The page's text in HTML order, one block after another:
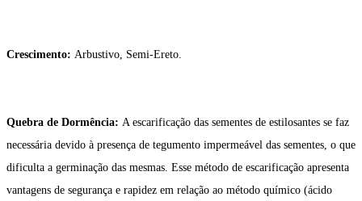
Crescimento: Arbustivo, Semi-Ereto.
Quebra de Dormência: A escarificação das sementes de estilosantes se faz
necessária devido à presença de tegumento impermeável das sementes, o que
dificulta a germinação das mesmas. Esse método de escarificação apresenta
vantagens de segurança e rapidez em relação ao método químico (ácido